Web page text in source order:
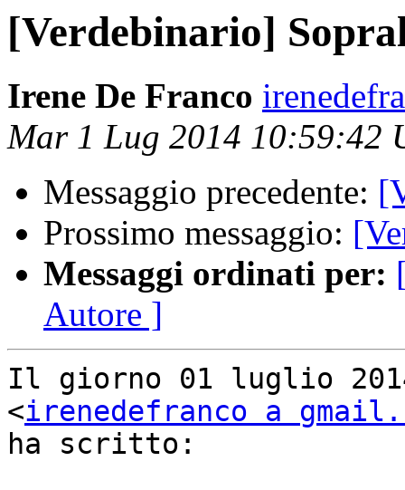
[Verdebinario]
Irene De Franco
Mar 1 Lug 2014 10:59:42
Messaggio precedente:
Prossimo messaggio:
Messaggi ordinati per:
Autore ]
Il giorno 01 luglio
<irenedefranco a
ha scritto: